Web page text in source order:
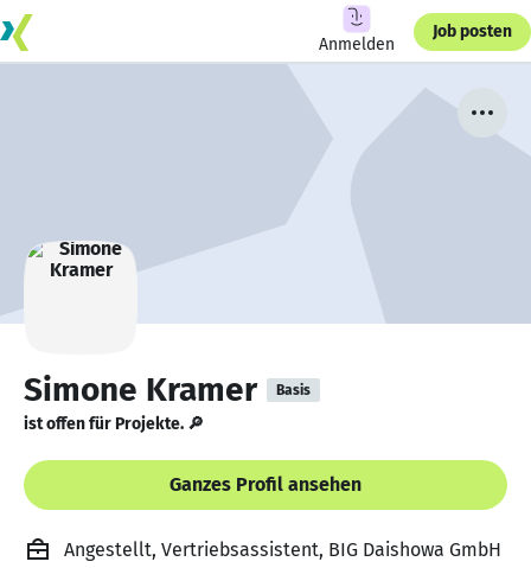
Anmelden
Job posten
Simone Kramer Basis
ist offen für Projekte. 🔎
Ganzes Profil ansehen
Angestellt, Vertriebsassistent, BIG Daishowa GmbH